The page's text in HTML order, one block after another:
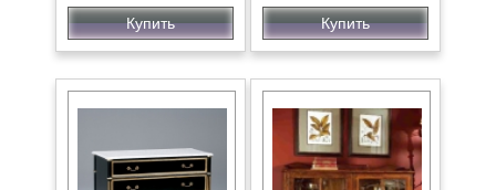
Купить Купить